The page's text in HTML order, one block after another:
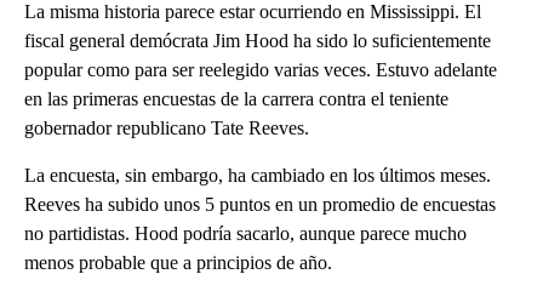
La misma historia parece estar ocurriendo en Mississippi. El
fiscal general demócrata Jim Hood ha sido lo suficientemente
popular como para ser reelegido varias veces. Estuvo adelante
en las primeras encuestas de la carrera contra el teniente
gobernador republicano Tate Reeves.
La encuesta, sin embargo, ha cambiado en los últimos meses.
Reeves ha subido unos 5 puntos en un promedio de encuestas
no partidistas. Hood podría sacarlo, aunque parece mucho
menos probable que a principios de año.